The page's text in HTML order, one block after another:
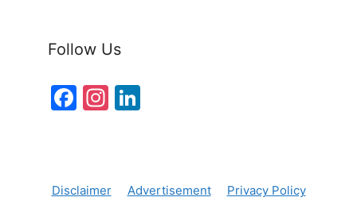
Follow Us
F
In
Disclaimer Advertisement Privacy Policy